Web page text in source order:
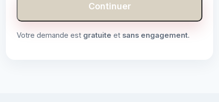
Continuer
Votre demande est gratuite et sans engagement.